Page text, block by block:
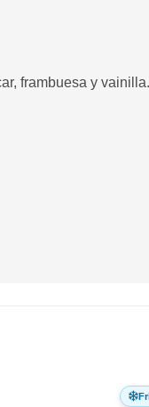
frambuesa y